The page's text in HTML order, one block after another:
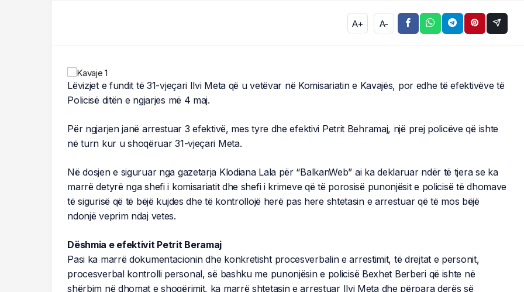
A+ A-
Lëvizjet e fundit të 31-vjeçari Ilvi Meta që u vetëvar në Komisariatin e Kavajës, por edhe të efektivëve të
Policisë ditën e ngjarjes më 4 maj.
Për ngjarjen janë arrestuar 3 efektivë, mes tyre dhe efektivi Petrit Behramaj, një prej policëve që ishte
në turn kur u shoqëruar 31-vjeçari Meta.
Në dosjen e siguruar nga gazetarja Klodiana Lala për “BalkanWeb” ai ka deklaruar ndër të tjera se ka
marrë detyrë nga shefi i komisariatit dhe shefi i krimeve që të porosisë punonjësit e policisë të dhomave
të sigurisë që të bëjë kujdes dhe të kontrollojë herë pas here shtetasin e arrestuar që të mos bëjë
ndonjë veprim ndaj vetes.
Dëshmia e efektivit Petrit Beramaj
Pasi ka marrë dokumentacionin dhe konkretisht procesverbalin e arrestimit, të drejtat e personit,
procesverbal kontrolli personal, së bashku me punonjësin e policisë Bexhet Berberi që ishte në
shërbim në dhomat e shoqërimit, ka marrë shtetasin e arrestuar Ilvi Meta dhe përpara derës së